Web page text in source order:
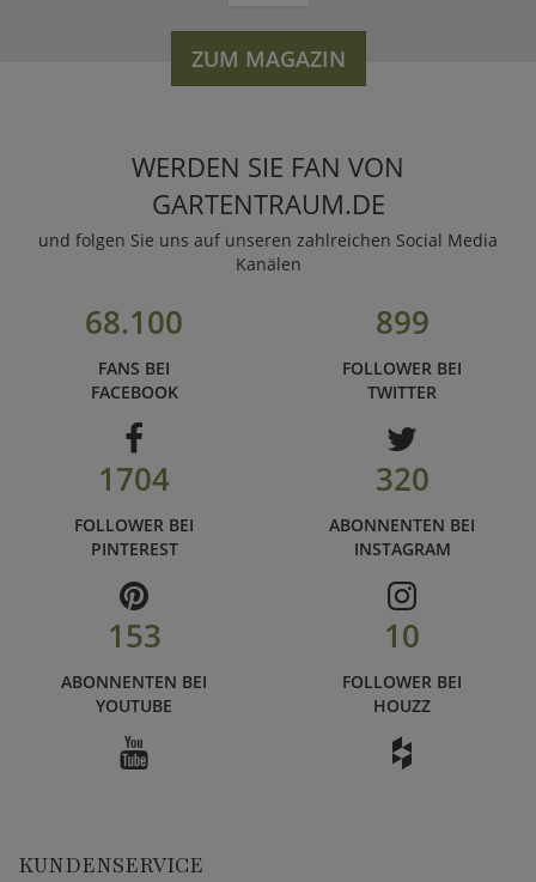
ZUM MAGAZIN
WERDEN SIE FAN VON
GARTENTRAUM.DE
und folgen Sie uns auf unseren zahlreichen Social Media
Kanälen
68.100
FANS BEI
FACEBOOK
899
FOLLOWER BEI
TWITTER
1704
FOLLOWER BEI
PINTEREST
320
ABONNENTEN BEI
INSTAGRAM
153
ABONNENTEN BEI
YOUTUBE
10
FOLLOWER BEI
HOUZZ
KUNDENSERVICE